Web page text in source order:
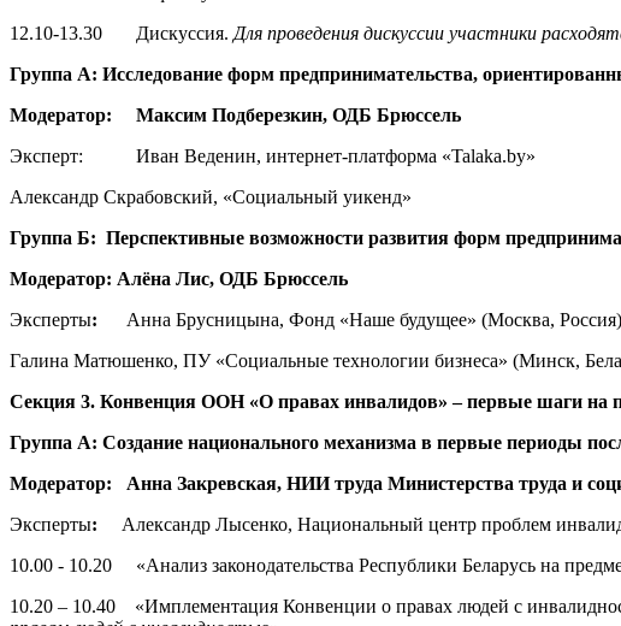
12.10-13.30 Дискуссия. Для проведения дискуссии участники
Группа А: Исследование форм предпринимательства,
Модератор: Максим Подберезкин, ОДБ Брюссель
Эксперт: Иван Веденин, интернет-платформа «Talaka.by»
Александр Скрабовский, «Социальный уикенд»
Группа Б: Перспективные возможности развития форм
Модератор: Алёна Лис, ОДБ Брюссель
Эксперты: Анна Брусницына, Фонд «Наше будущее» (Москва, Россия)
Галина Матюшенко, ПУ «Социальные технологии бизнеса» (Минск,
Секция 3. Конвенция ООН «О правах инвалидов» – первые шаги на
Группа А: Создание национального механизма в первые периоды
Модератор: Анна Закревская, НИИ труда Министерства труда и
Эксперты: Александр Лысенко, Национальный центр проблем
10.00 - 10.20 «Анализ законодательства Республики Беларусь на
10.20 – 10.40 «Имплементация Конвенции о правах людей с